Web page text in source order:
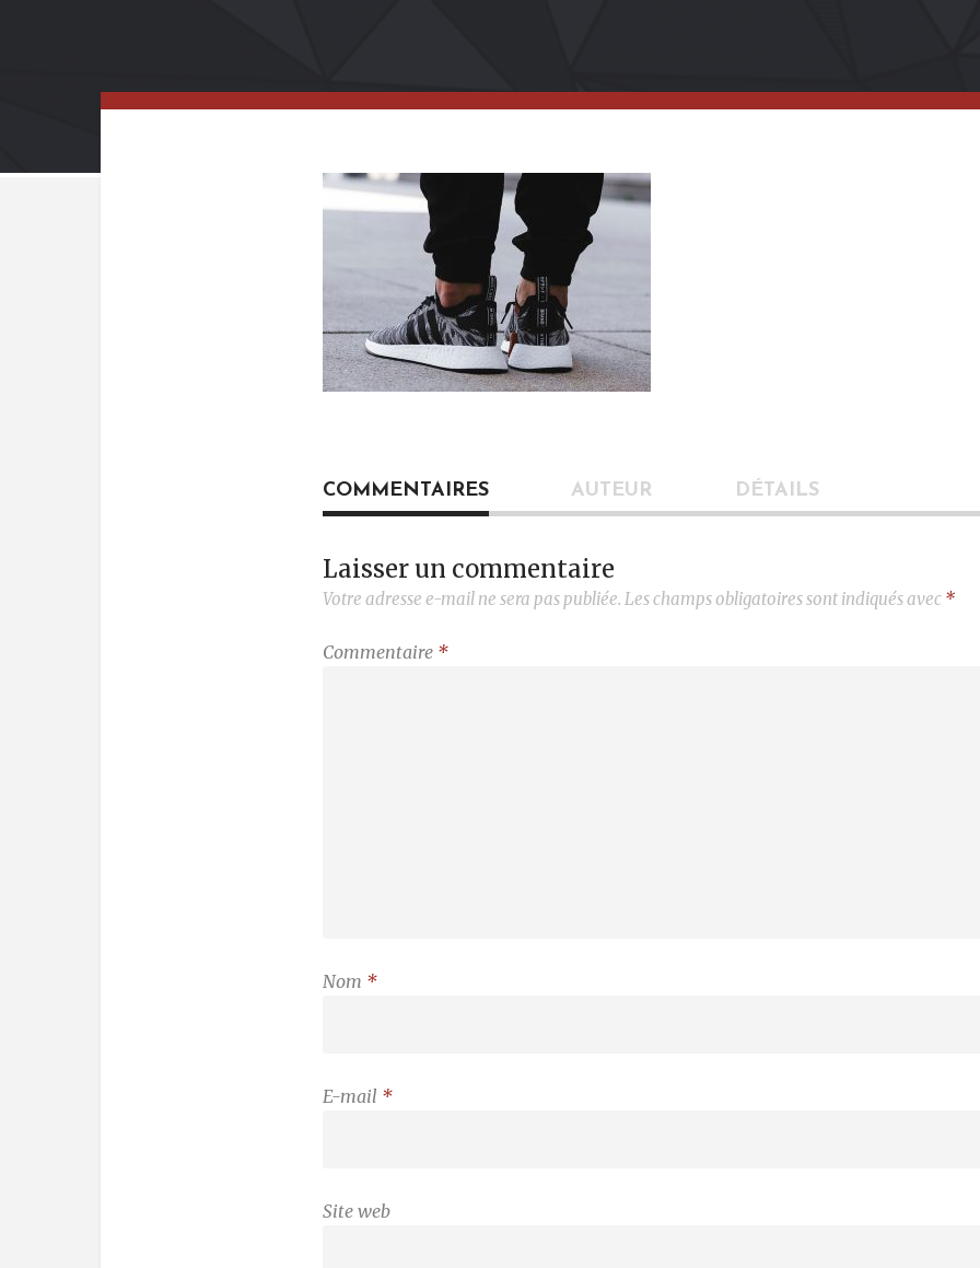
COMMENTAIRES AUTEUR DÉTAILS
Laisser un commentaire
Votre adresse e-mail ne sera pas publiée. Les champs obligatoires sont indiqués avec *
Commentaire *
Nom *
E-mail *
Site web